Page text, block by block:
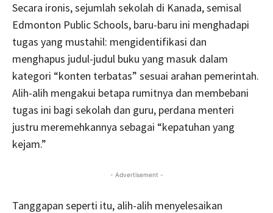
Secara ironis, sejumlah sekolah di Kanada, semisal
Edmonton Public Schools, baru-baru ini menghadapi
tugas yang mustahil: mengidentifikasi dan
menghapus judul-judul buku yang masuk dalam
kategori “konten terbatas” sesuai arahan pemerintah.
Alih-alih mengakui betapa rumitnya dan membebani
tugas ini bagi sekolah dan guru, perdana menteri
justru meremehkannya sebagai “kepatuhan yang
kejam.”
- Advertisement -
Tanggapan seperti itu, alih-alih menyelesaikan